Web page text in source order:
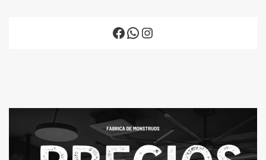
Facebook
WhatsApp
Instagram